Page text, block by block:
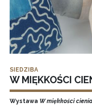
SIEDZIBA
W MIĘKKOŚCI
Wystawa W miękkości cienia